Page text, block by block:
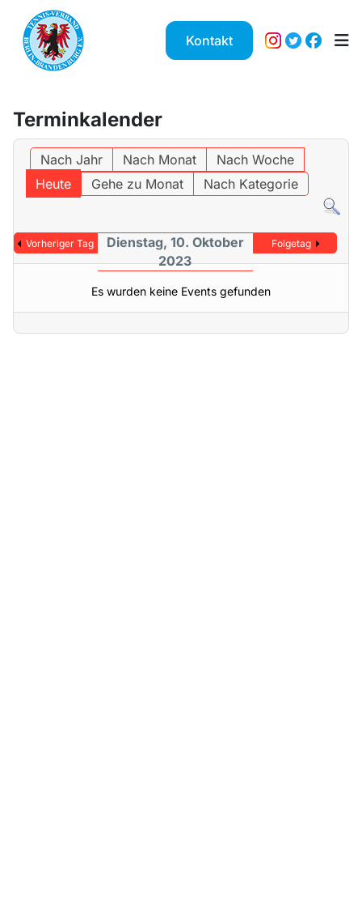
Kontakt
Terminkalender
Nach Jahr Nach Monat
Nach Woche
Heute
Gehe zu Monat Nach Kategorie
Vorheriger Tag
Dienstag, 10. Oktober
2023
Folgetag
Es wurden keine Events gefunden